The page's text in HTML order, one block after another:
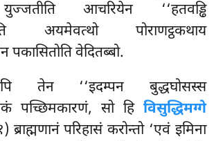
आचरियेन ‘‘हतवड्ढि
अयमेवत्थो पोराणट्ठकथाय
पकासितोति वेदितब्बो.
तेन ‘‘इदम्पन बुद्धघोसस्स
पच्छिमकारणं, सो हि विसुद्धिमग्गे
ब्राह्मणानं परिहासं करोन्तो ‘एवं इमिना